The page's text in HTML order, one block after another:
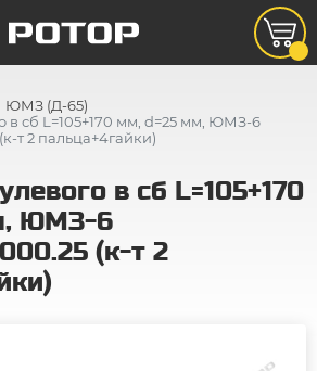
ЮМЗ (Д-65)
в сб L=105+170 мм, d=25 мм, ЮМЗ-6
т 2 пальца+4гайки)
в сб L=105+170
ЮМЗ-6
(к-т 2